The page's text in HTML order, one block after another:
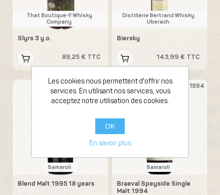
That Boutique-Y Whisky
Company
Slyrs 3 y.o.
89,25 € TTC
Distillerie Bertrand Whisky
Uberach
Biersky
143,99 € TTC
1995
Bouteille de 70cl
Samaroli
Blend Malt 1995 18 years
1994
Bouteille de 70cl
Samaroli
Braeval Speyside Single
Malt 1994
Les cookies nous permettent d'offrir nos
services. En utilisant nos services, vous
acceptez notre utilisation des cookies.
OK
En savoir plus